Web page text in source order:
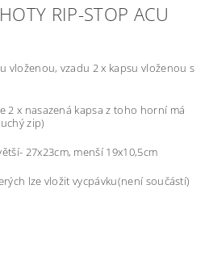
RIP-STOP ACU
vloženou, vzadu 2 x kapsu vloženou s
2 x nasazená kapsa z toho horní má
zip)
27x23cm, menší 19x10,5cm
lze vložit vycpávku(není součástí)